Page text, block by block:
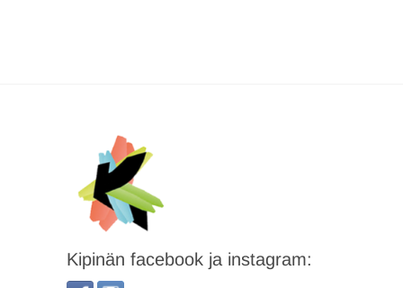
Kipinän facebook ja instagram: